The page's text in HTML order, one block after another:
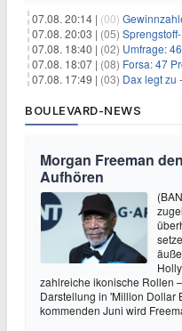
07.08. 20:14 | (00)
07.08. 20:03 | (05) Sprengstoff-
07.08. 18:40 | (02) Umfrage: 46
07.08. 18:07 | (08) Forsa: 47
07.08. 17:49 | (03) Dax legt zu
BOULEVARD-NEWS
Morgan Freeman
Aufhören
zahlreiche ikonische Rollen
Darstellung in 'Million Dollar
kommenden Juni wird